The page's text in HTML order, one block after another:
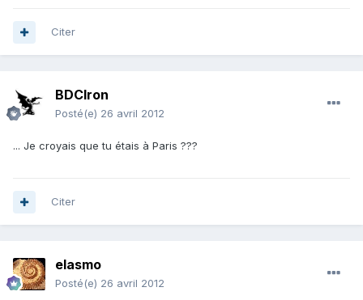
Citer
BDCIron
Posté(e) 26 avril 2012
... Je croyais que tu étais à Paris ???
Citer
elasmo
Posté(e) 26 avril 2012